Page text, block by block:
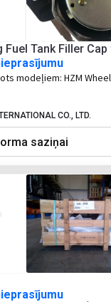
Tank Filler
modeļiem: HZM Wheel
Wheel Loader,
Wheel Loader, SOCMA
Wheel Loader,
KINGWAY Wheel
Loader, BLANCHE
MACHPRO Skid Steer
Loader
CO., LTD.
saziņai